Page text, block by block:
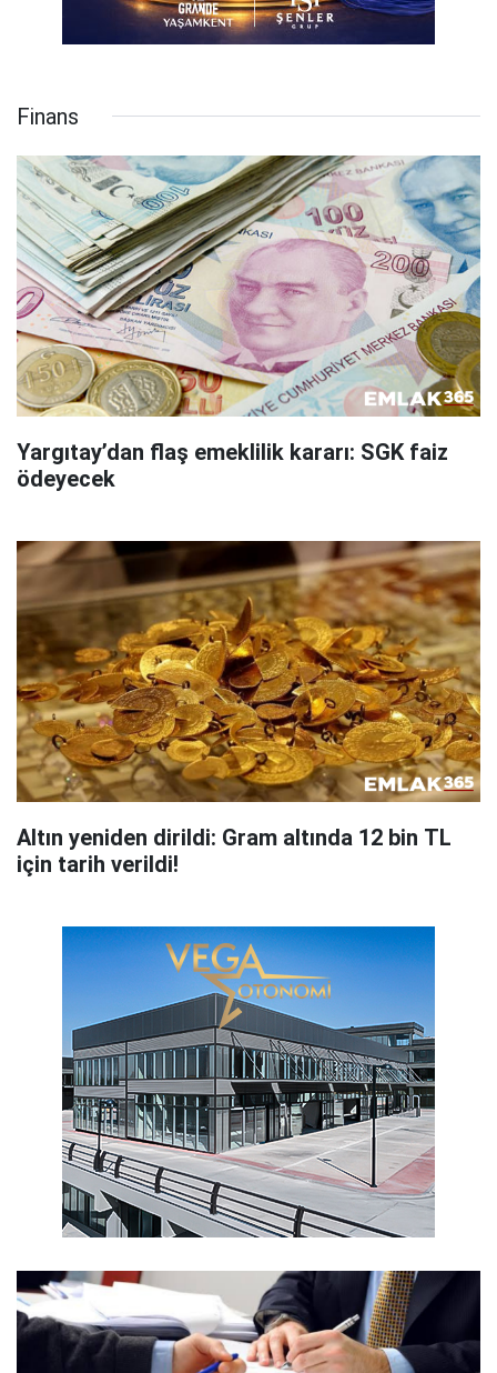
Finans
Yargıtay’dan flaş emeklilik kararı: SGK faiz
ödeyecek
Altın yeniden dirildi: Gram altında 12 bin TL
için tarih verildi!